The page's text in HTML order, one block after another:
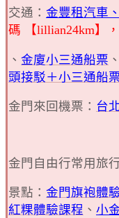
交通： 金豐租汽車
碼 【lillian24km】
、 金廈小三通船票 、
頭接駁＋小三通船
金門來回機票： 台
金門自由行常用旅
景點： 金門旗袍體
紅粿體驗課程 、 小